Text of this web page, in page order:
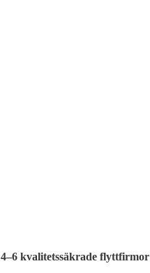
4–6 kvalitetssäkrade flyttfirmor